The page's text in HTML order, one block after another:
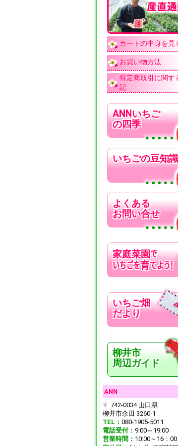
カートの中身を見
お買い物方法
特定商取引に関す
記
ANNいちご
の四季
いちごの豆知識
よくある
お問い合せ
家庭菜園で
いちごを育てよう!
いちご畑
だより
柳井市
周辺ガイド
ANN
〒 742-0034 山口県
柳井市余田 3260-1
TEL： 080-1905-5011
電話受付： 9:00～19:00
営業時間： 10:00～16：00